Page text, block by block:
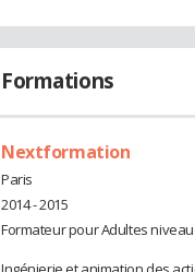
Formations
Nextformation
Paris
2014 - 2015
Formateur pour Adultes niveau